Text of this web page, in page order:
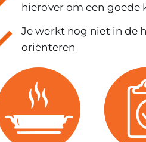
hierover om een goede
Je werkt nog niet in de
oriënteren